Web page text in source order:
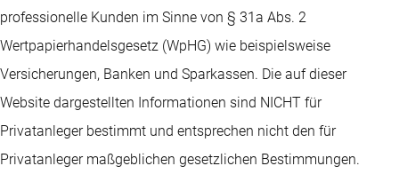
professionelle Kunden im Sinne von § 31a Abs. 2
Wertpapierhandelsgesetz (WpHG) wie beispielsweise
Versicherungen, Banken und Sparkassen. Die auf dieser
Website dargestellten Informationen sind NICHT für
Privatanleger bestimmt und entsprechen nicht den für
Privatanleger maßgeblichen gesetzlichen Bestimmungen.